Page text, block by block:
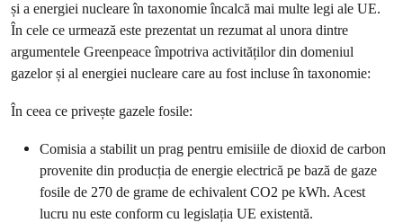
și a energiei nucleare în taxonomie încalcă mai multe legi ale UE.
În cele ce urmează este prezentat un rezumat al unora dintre
argumentele Greenpeace împotriva activităților din domeniul
gazelor și al energiei nucleare care au fost incluse în taxonomie:
În ceea ce privește gazele fosile:
Comisia a stabilit un prag pentru emisiile de dioxid de carbon
provenite din producția de energie electrică pe bază de gaze
fosile de 270 de grame de echivalent CO2 pe kWh. Acest
lucru nu este conform cu legislația UE existentă.